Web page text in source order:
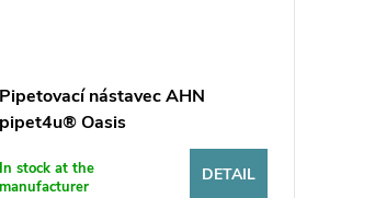
Pipetovací nástavec AHN
pipet4u® Oasis
In stock at the
manufacturer
DETAIL